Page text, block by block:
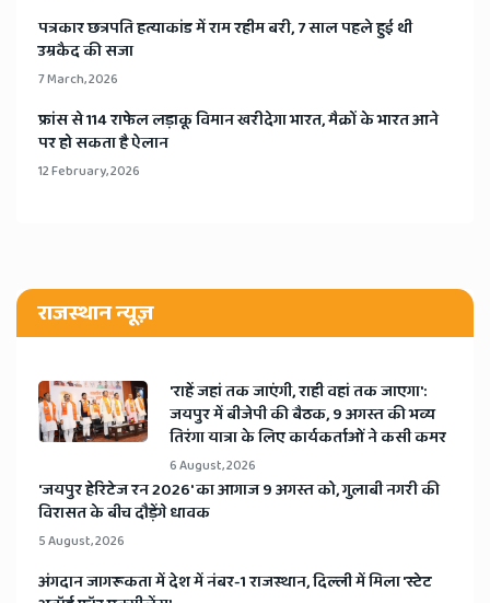
​पत्रकार छत्रपति हत्याकांड में राम रहीम बरी, 7 साल पहले हुई थी
उम्रकैद की सजा
7 March, 2026
​फ्रांस से 114 राफेल लड़ाकू विमान खरीदेगा भारत, मैक्रों के भारत आने
पर हो सकता है ऐलान
12 February, 2026
राजस्थान न्यूज़
'राहें जहां तक जाएंगी, राही वहां तक जाएगा':
जयपुर में बीजेपी की बैठक, 9 अगस्त की भव्य
तिरंगा यात्रा के लिए कार्यकर्ताओं ने कसी कमर
6 August, 2026
​'जयपुर हेरिटेज रन 2026' का आगाज 9 अगस्त को, गुलाबी नगरी की
विरासत के बीच दौड़ेंगे धावक
5 August, 2026
अंगदान जागरूकता में देश में नंबर-1 राजस्थान, दिल्ली में मिला 'स्टेट